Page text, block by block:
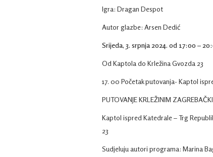
Igra: Dragan Despot
Autor glazbe: Arsen Dedić
Srijeda, 3. srpnja 2024. od 17:00 –
Od Kaptola do Krležina Gvozda 23
17. 00 Početak putovanja- Kaptol
PUTOVANJE KRLEŽINIM
Kaptol ispred Katedrale – Trg
23
Sudjeluju autori programa: Marina